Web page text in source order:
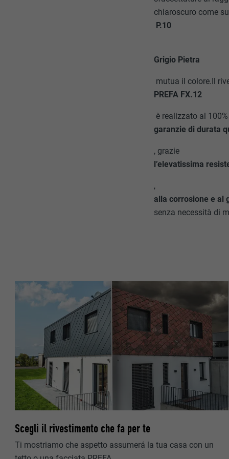
chiaroscuro come
P.10
Grigio Pietra
mutua il colore.Il
PREFA FX.12
è realizzato al
garanzie di durata
, grazie
l’elevatissima
,
alla corrosione e al
senza necessità di
Scegli il rivestimento che fa per te
Ti mostriamo che aspetto assumerá la tua casa con un
DECORSO
PROVIDER
DECORSO
PROVIDER
PROVIDER
DECORSO
SCOPO
Una volta
DECORSO
NOME
PROVIDER
PROVIDER
DECORSO
SCOPO